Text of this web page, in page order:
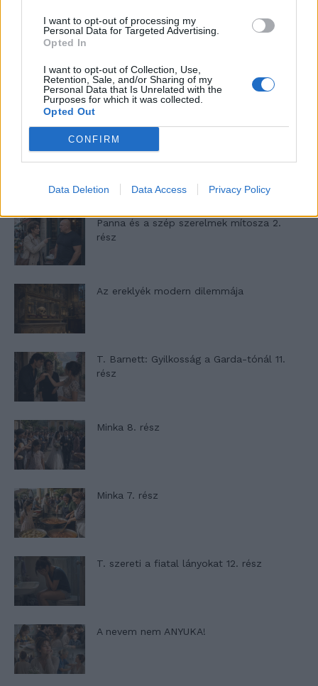
I want to opt-out of processing my
Personal Data for Targeted Advertising.
Opted In
I want to opt-out of Collection, Use,
Retention, Sale, and/or Sharing of my
Personal Data that Is Unrelated with the
Purposes for which it was collected.
Opted Out
CONFIRM
Data Deletion Data Access Privacy Policy
10 tanács, ha jobban akarod érezni magad
a hétköznapokban
Egy ház, amely a tengerre és a fényre
nyílik – Villa...
A családok, akik soha nem hagyták abba
Panna és a szép szerelmek mítosza 2.
rész
Az ereklyék modern dilemmája
T. Barnett: Gyilkosság a Garda-tónál 11.
rész
Minka 8. rész
Minka 7. rész
T. szereti a fiatal lányokat 12. rész
A nevem nem ANYUKA!